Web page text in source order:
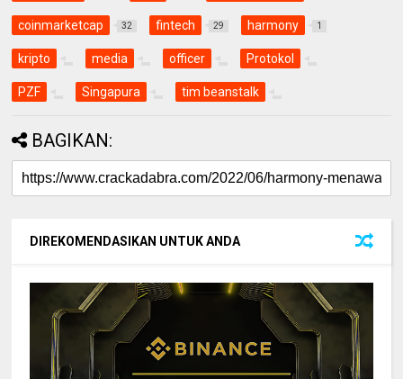
coinmarketcap 32 fintech 29 harmony 1
kripto media officer Protokol
PZF Singapura tim beanstalk
BAGIKAN:
DIREKOMENDASIKAN UNTUK ANDA